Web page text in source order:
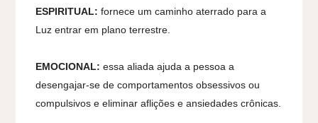
ESPIRITUAL:fornece um caminho aterrado para a
Luz entrar em plano terrestre.
EMOCIONAL:essa aliada ajuda a pessoa a
desengajar-se de comportamentos obsessivos ou
compulsivos e eliminar aflições e ansiedades crônicas.